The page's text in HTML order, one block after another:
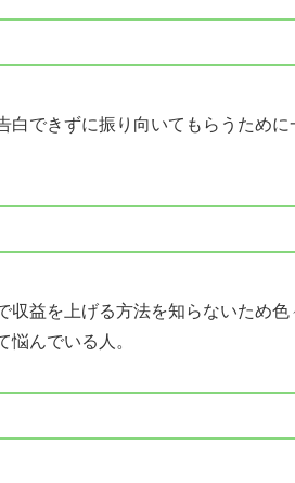
白できずに振り向いてもらうため
収益を上げる方法を知らないため
悩んでいる人。